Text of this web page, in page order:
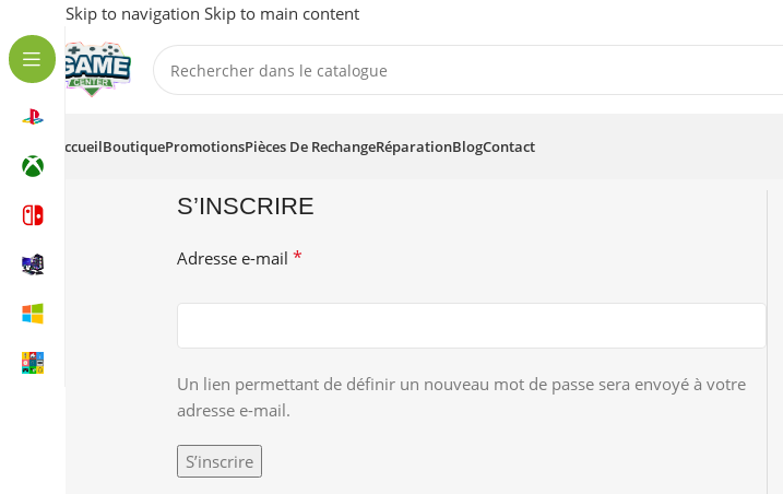
Skip to navigation Skip to main content
AccueilBoutiquePromotionsPièces De RechangeRéparationBlogContact
S’INSCRIRE
Adresse e-mail *
Un lien permettant de définir un nouveau mot de passe sera envoyé à votre
adresse e-mail.
S’inscrire